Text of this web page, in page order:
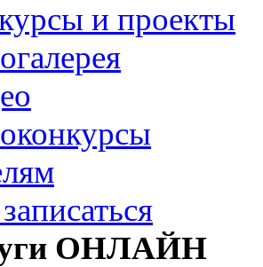
и проекты
ОНЛАЙН